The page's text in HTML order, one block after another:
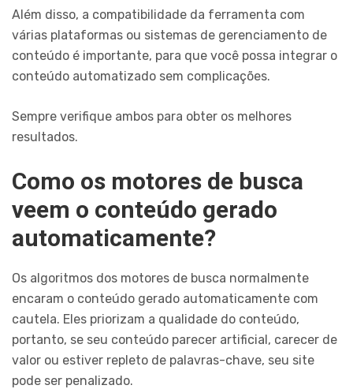
Além disso, a compatibilidade da ferramenta com
várias plataformas ou sistemas de gerenciamento de
conteúdo é importante, para que você possa integrar o
conteúdo automatizado sem complicações.
Sempre verifique ambos para obter os melhores
resultados.
Como os motores de busca
veem o conteúdo gerado
automaticamente?
Os algoritmos dos motores de busca normalmente
encaram o conteúdo gerado automaticamente com
cautela. Eles priorizam a qualidade do conteúdo,
portanto, se seu conteúdo parecer artificial, carecer de
valor ou estiver repleto de palavras-chave, seu site
pode ser penalizado.